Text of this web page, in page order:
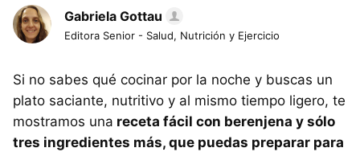
Gabriela Gottau
Editora Senior - Salud, Nutrición y Ejercicio
Si no sabes qué cocinar por la noche y buscas un
plato saciante, nutritivo y al mismo tiempo ligero, te
mostramos una receta fácil con berenjena y sólo
tres ingredientes más, que puedas preparar para